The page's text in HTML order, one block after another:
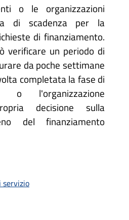
o le organizzazioni
di scadenza per la
di finanziamento.
verificare un periodo di
da poche settimane
completata la fase di
o l'organizzazione
decisione sulla
del finanziamento
servizio